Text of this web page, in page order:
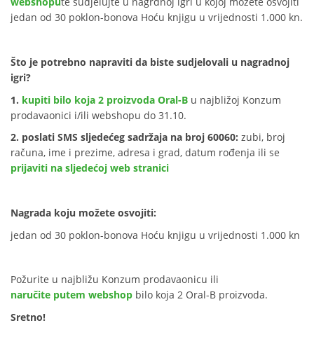
jedan od 30 poklon-bonova Hoću knjigu u vrijednosti 1.000 kn.
Što je potrebno napraviti da biste sudjelovali u nagradnoj
igri?
1. kupiti bilo koja 2 proizvoda Oral-B u najbližoj Konzum
prodavaonici i/ili webshopu do 31.10.
2. poslati SMS sljedećeg sadržaja na broj 60060: zubi, broj
računa, ime i prezime, adresa i grad, datum rođenja ili se
prijaviti na sljedećoj web stranici
Nagrada koju možete osvojiti:
jedan od 30 poklon-bonova Hoću knjigu u vrijednosti 1.000 kn
Požurite u najbližu Konzum prodavaonicu ili
naručite putem webshop bilo koja 2 Oral-B proizvoda.
Sretno!